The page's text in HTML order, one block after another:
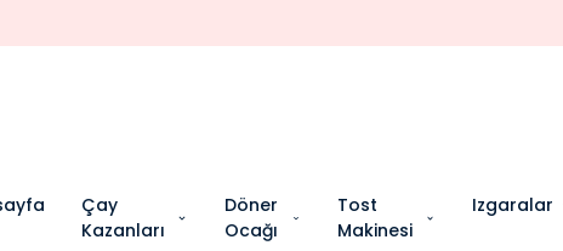
Çay
Kazanları
Döner
Ocağı
Tost
Makinesi
Izgaralar